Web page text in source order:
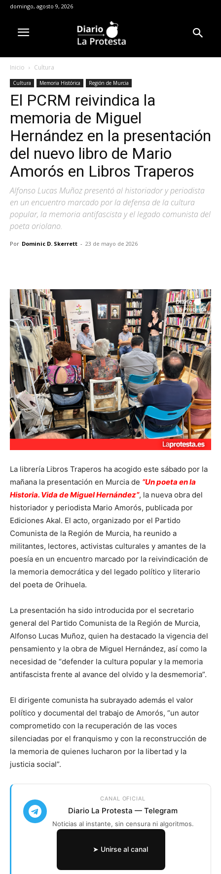
domingo, agosto 9, 2026
Inicio Cultura
Cultura Memoria Histórica Región de Murcia
El PCRM reivindica la
memoria de Miguel
Hernández en la presentación
del nuevo libro de Mario
Amorós en Libros Traperos
Alfonso Lucas Muñoz presentó al historiador y periodista
en un encuentro marcado por la defensa de la cultura
popular, la memoria antifascista y el legado comunista del
poeta oriolano.
Por Dominic D. Skerrett - 23 de mayo de 2026
La librería Libros Traperos ha acogido este sábado por la
mañana la presentación en Murcia de “Un poeta en la
Historia. Vida de Miguel Hernández”, la nueva obra del
historiador y periodista Mario Amorós, publicada por
Ediciones Akal. El acto, organizado por el Partido
Comunista de la Región de Murcia, ha reunido a
militantes, lectores, activistas culturales y amantes de la
poesía en un encuentro marcado por la reivindicación de
la memoria democrática y del legado político y literario
del poeta de Orihuela.
La presentación ha sido introducida por el secretario
general del Partido Comunista de la Región de Murcia,
Alfonso Lucas Muñoz, quien ha destacado la vigencia del
pensamiento y la obra de Miguel Hernández, así como la
necesidad de “defender la cultura popular y la memoria
antifascista frente al avance del olvido y la desmemoria”.
El dirigente comunista ha subrayado además el valor
político y documental del trabajo de Amorós, “un autor
comprometido con la recuperación de las voces
silenciadas por el franquismo y con la reconstrucción de
la memoria de quienes lucharon por la libertad y la
justicia social”.
CANAL OFICIAL
Diario La Protesta — Telegram
Noticias al instante, sin censura ni algoritmos.
➤ Unirse al canal